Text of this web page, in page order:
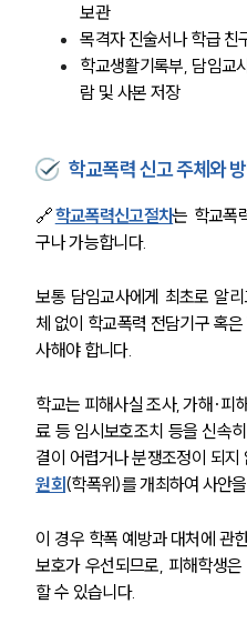
보관
목격자 진술서나 학급 친
학교생활기록부, 담임교
람 및 사본 저장
학교폭력 신고 주체와
🔗학교폭력신고절차는 학교폭
구나 가능합니다.
보통 담임교사에게 최초로 알
체 없이 학교폭력 전담기구 혹
사해야 합니다.
학교는 피해사실 조사, 가해·피
료 등 임시보호조치 등을 신속
결이 어렵거나 분쟁조정이 되지
원회 (학폭위)를 개최하여 사안
이 경우 학폭 예방과 대처에 관
보호가 우선되므로, 피해학생
할 수 있습니다.